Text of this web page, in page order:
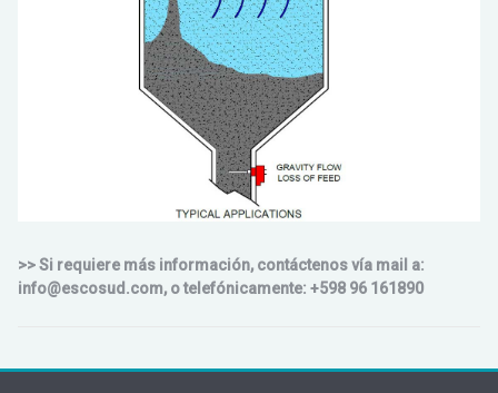
>> Si requiere más información, contáctenos vía mail a:
info@escosud.com, o telefónicamente: +598 96 161890